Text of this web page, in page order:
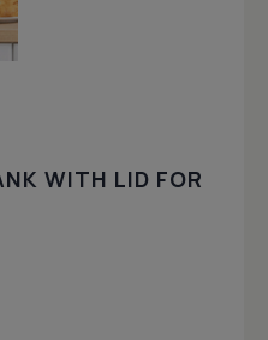
WITH LID FOR